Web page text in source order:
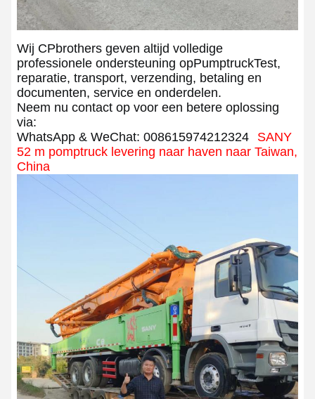
Wij CPbrothers geven altijd volledige
professionele ondersteuning opPumptruckTest,
reparatie, transport, verzending, betaling en
documenten, service en onderdelen.
Neem nu contact op voor een betere oplossing
via:
WhatsApp & WeChat: 008615974212324
SANY
52 m pomptruck levering naar haven naar Taiwan,
China